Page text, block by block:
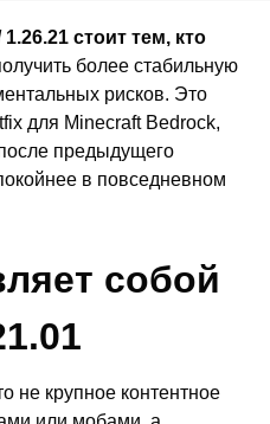
стоит тем, кто
более стабильную
рисков. Это
для Minecraft Bedrock,
предыдущего
в повседневном
собой
не крупное контентное